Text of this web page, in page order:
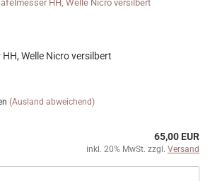
Welle Nicro versilbert
(Ausland abweichend)
65,00 EUR
inkl. 20% MwSt. zzgl. Versand